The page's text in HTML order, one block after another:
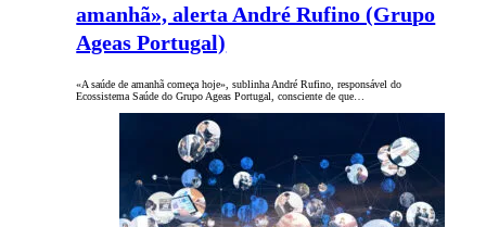
amanhã», alerta André Rufino (Grupo
Ageas Portugal)
«A saúde de amanhã começa hoje», sublinha André Rufino, responsável do
Ecossistema Saúde do Grupo Ageas Portugal, consciente de que…